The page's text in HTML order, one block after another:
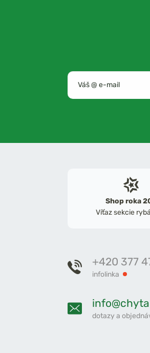
Shop roka
Víťaz sekcie
+420 377
infolinka
dotazy a